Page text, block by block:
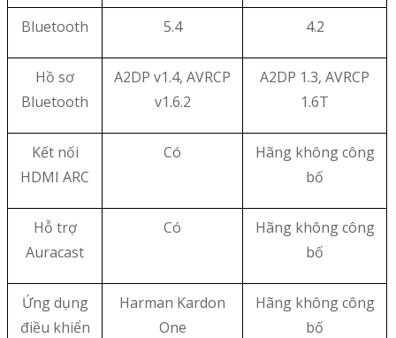
Bluetooth 5.4 4.2
Hồ sơ
Bluetooth
A2DP v1.4, AVRCP
v1.6.2
A2DP 1.3, AVRCP
1.6T
Kết nối
HDMI ARC
Có
Hãng không công
bố
Hỗ trợ
Auracast
Có
Hãng không công
bố
Ứng dụng
điều khiển
Harman Kardon
One
Hãng không công
bố